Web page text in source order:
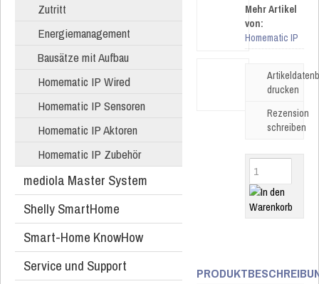
Zutritt
Energiemanagement
Bausätze mit Aufbau
Homematic IP Wired
Homematic IP Sensoren
Homematic IP Aktoren
Homematic IP Zubehör
mediola Master System
Shelly SmartHome
Smart-Home KnowHow
Service und Support
Mehr Artikel
von:
Homematic IP
drucken
Rezension
schreiben